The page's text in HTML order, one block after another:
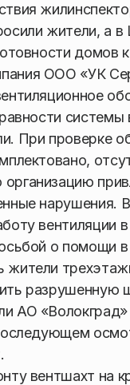
жители, а
домов
ООО «УК
При проверке
нарушения.
вентиляции
о помощи
жители
разрушенную
АО
вентшахт на